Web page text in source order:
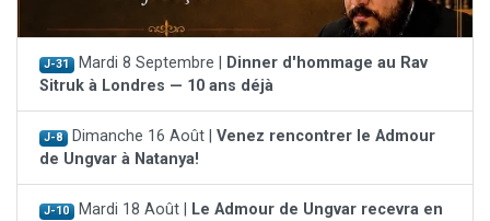
J-31 Mardi 8 Septembre |
Dinner d'hommage au Rav
Sitruk à Londres — 10 ans déjà
J-8 Dimanche 16 Août | Venez rencontrer le Admour
de Ungvar à Natanya!
J-10 Mardi 18 Août |
Le Admour de Ungvar recevra en